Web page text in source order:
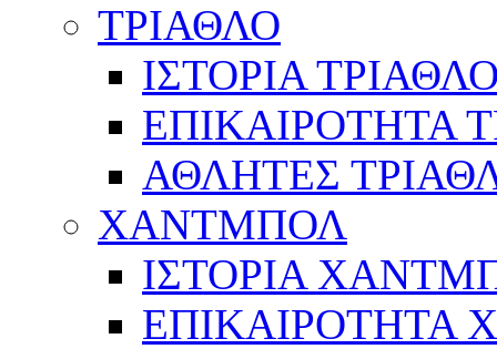
ΤΡΙΑΘΛΟ
ΙΣΤΟΡΙΑ
ΕΠΙΚΑΙΡΟΤΗΤΑ
ΑΘΛΗΤΕΣ
ΧΑΝΤΜΠΟΛ
ΙΣΤΟΡΙΑ
ΕΠΙΚΑΙΡΟΤΗΤΑ